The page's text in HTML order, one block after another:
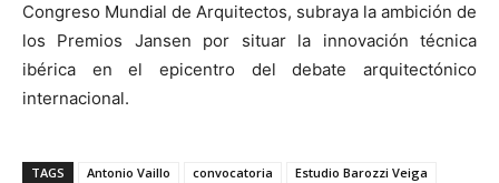
Congreso Mundial de Arquitectos, subraya la ambición de
los Premios Jansen por situar la innovación técnica
ibérica en el epicentro del debate arquitectónico
internacional.
TAGS Antonio Vaillo convocatoria
Estudio Barozzi Veiga